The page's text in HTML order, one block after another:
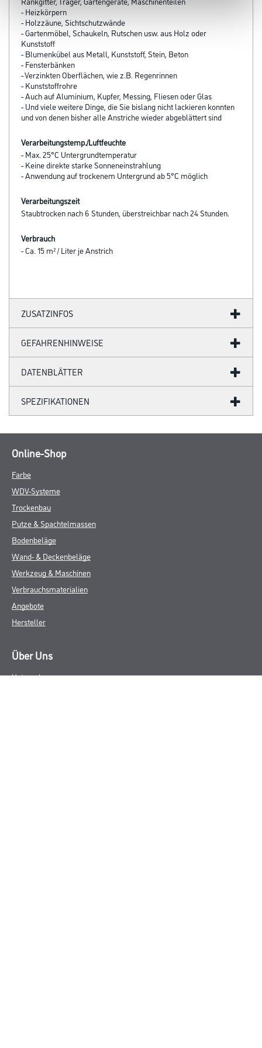
- Heizkörpern
- Holzzäune, Sichtschutzwände
- Gartenmöbel, Schaukeln, Rutschen usw. aus Holz oder
Kunststoff
- Blumenkübel aus Metall, Kunststoff, Stein, Beton
- Fensterbänken
- Verzinkten Oberflächen, wie z.B. Regenrinnen
- Kunststoffrohre
- Auch auf Aluminium, Kupfer, Messing, Fliesen oder Glas
- Und viele weitere Dinge, die Sie bislang nicht lackieren konnten
und von denen bisher alle Anstriche wieder abgeblättert sind
Verarbeitungstemp./Luftfeuchte
- Max. 25°C Untergrundtemperatur
- Keine direkte starke Sonneneinstrahlung
- Anwendung auf trockenem Untergrund ab 5°C möglich
Verarbeitungszeit
Staubtrocken nach 6 Stunden, überstreichbar nach 24 Stunden.
Verbrauch
- Ca. 15 m² / Liter je Anstrich
ZUSATZINFOS
GEFAHRENHINWEISE
DATENBLÄTTER
SPEZIFIKATIONEN
Online-Shop
Farbe
WDV-Systeme
Trockenbau
Putze & Spachtelmassen
Bodenbeläge
Wand- & Deckenbeläge
Werkzeug & Maschinen
Verbrauchsmaterialien
Angebote
Hersteller
Über Uns
Unternehmen